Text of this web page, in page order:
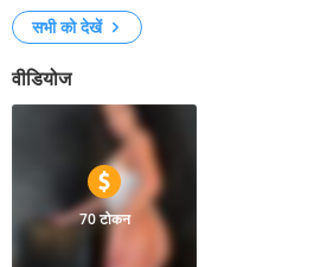
सभी को देखें
वीडियोज
70 टोकन